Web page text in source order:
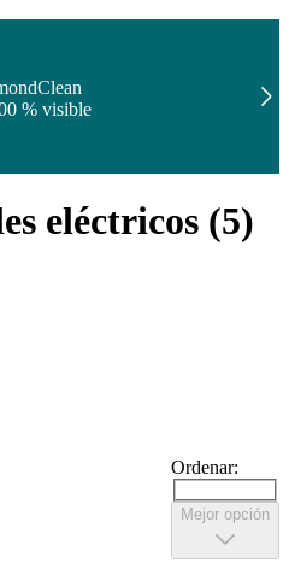
% visible
eléctricos (5)
Ordenar:
Mejor opción